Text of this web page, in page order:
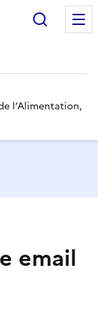
l’Alimentation,
email